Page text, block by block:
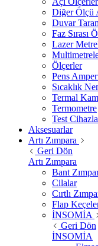
Diğer Ölçü
Duvar
Faz Sırası
Lazer
Ölçerler
Pens
Sıcaklık
Termal
Termometre
Test
Aksesuarlar
Artı Zımpara
Geri Dön
Artı Zımpara
Bant
Cilalar
Cırtlı
Flap
İNSOMİA
Geri Dön
İNSOMİA